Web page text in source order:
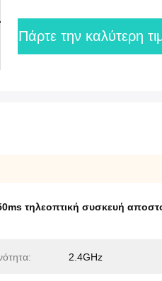
Πάρτε την καλύτερη
τηλεοπτική συσκευή
2.4GHz